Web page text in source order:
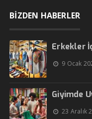
BİZDEN HABERLER
Erkekler
9 Ocak
Giyimde
23 Aralık